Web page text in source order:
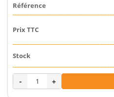
- +